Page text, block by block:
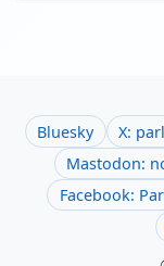
Bluesky X:
Mastodon:
Facebook: